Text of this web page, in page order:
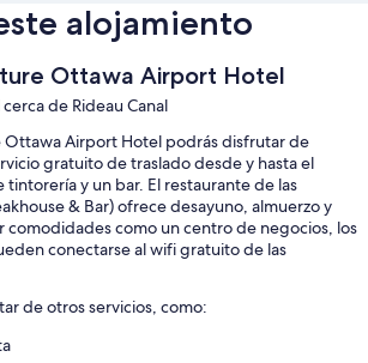
alojamiento
Ottawa Airport Hotel
de Rideau Canal
Ottawa Airport Hotel podrás disfrutar de
gratuito de traslado desde y hasta el
y un bar. El restaurante de las
& Bar) ofrece desayuno, almuerzo y
comodidades como un centro de negocios, los
conectarse al wifi gratuito de las
de otros servicios, como: